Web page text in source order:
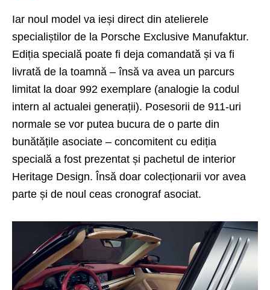
Iar noul model va ieși direct din atelierele
specialiștilor de la Porsche Exclusive Manufaktur.
Ediția specială poate fi deja comandată și va fi
livrată de la toamnă – însă va avea un parcurs
limitat la doar 992 exemplare (analogie la codul
intern al actualei generații). Posesorii de 911-uri
normale se vor putea bucura de o parte din
bunătățile asociate – concomitent cu ediția
specială a fost prezentat și pachetul de interior
Heritage Design. Însă doar colecționarii vor avea
parte și de noul ceas cronograf asociat.